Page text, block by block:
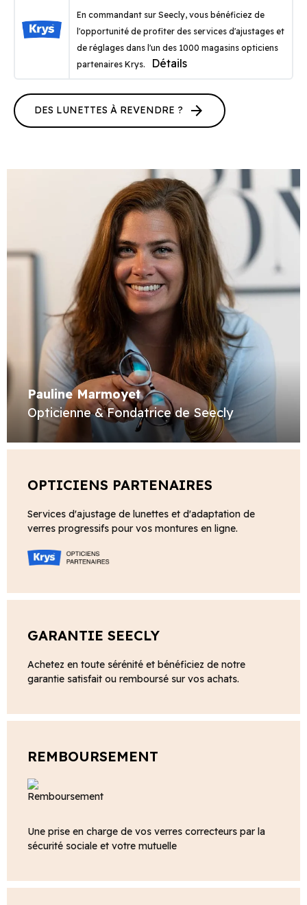
En commandant sur Seecly, vous bénéficiez de
l'opportunité de profiter des services d'ajustages et
de réglages dans l'un des 1000 magasins opticiens
partenaires Krys.
Détails
DES LUNETTES À REVENDRE ? arrow_forward
Pauline Marmoyet
Opticienne & Fondatrice de Seecly
OPTICIENS PARTENAIRES
Services d'ajustage de lunettes et d'adaptation de
verres progressifs pour vos montures en ligne.
GARANTIE SEECLY
Achetez en toute sérénité et bénéficiez de notre
garantie satisfait ou remboursé sur vos achats.
REMBOURSEMENT
Une prise en charge de vos verres correcteurs par la
sécurité sociale et votre mutuelle